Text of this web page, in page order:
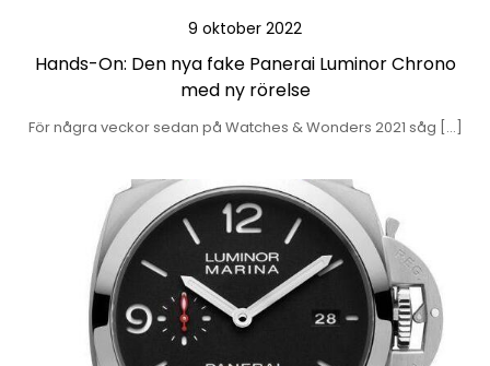
9 oktober 2022
Hands-On: Den nya fake Panerai Luminor Chrono
med ny rörelse
För några veckor sedan på Watches & Wonders 2021 såg […]